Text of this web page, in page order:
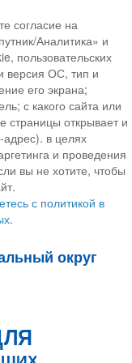
согласие на
Аналитика» и
пользовательских
версия ОС, тип и
его экрана;
с какого сайта или
страницы открывает и
адрес). в целях
и проведения
вы не хотите, чтобы
с политикой в